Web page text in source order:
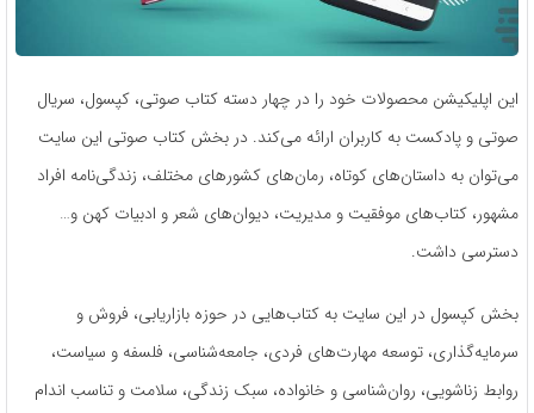
این اپلیکیشن محصولات خود را در چهار دسته کتاب صوتی، کپسول، سریال
صوتی و پادکست به کاربران ارائه می‌کند. در بخش کتاب صوتی این سایت
می‌توان به داستان‌های کوتاه، رمان‌های کشورهای مختلف، زندگی‌نامه افراد
مشهور، کتاب‌های موفقیت و مدیریت، دیوان‌های شعر و ادبیات کهن و…
دسترسی داشت.
بخش کپسول در این سایت به کتاب‌هایی در حوزه بازاریابی، فروش و
سرمایه‌گذاری، توسعه مهارت‌های فردی، جامعه‌شناسی، فلسفه و سیاست،
روابط زناشویی، روان‌شناسی و خانواده، سبک زندگی، سلامت و تناسب اندام